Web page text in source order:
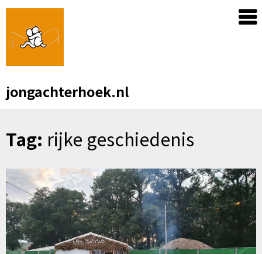
Skip
content
jongachterhoek.nl
Tag: rijke geschiedenis